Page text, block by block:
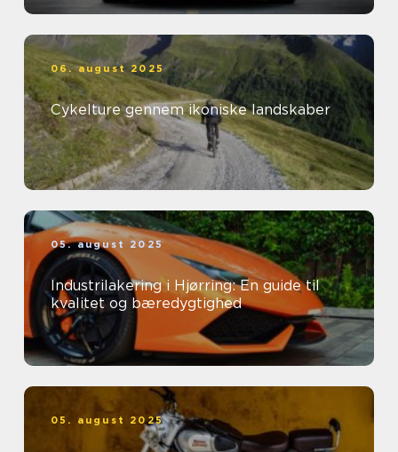
06. august 2025
Cykelture gennem ikoniske landskaber
05. august 2025
Industrilakering i Hjørring: En guide til
kvalitet og bæredygtighed
05. august 2025